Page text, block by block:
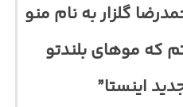
گلزار به نام منو
که موهای بلندتو
اینستا”